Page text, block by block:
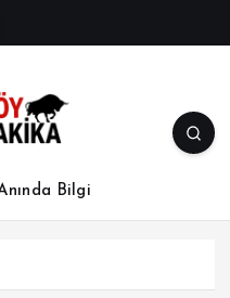
Bilgi